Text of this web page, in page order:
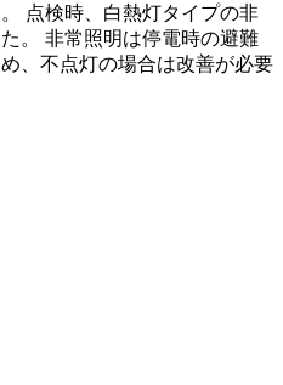
点検時、白熱灯タイプの非
。 非常照明は停電時の避難
、不点灯の場合は改善が必要